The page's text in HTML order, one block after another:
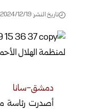
تاريخ النشر: 2024/12/19 3:38 مساءً
دمشق-سانا
أصدرت رئاسة